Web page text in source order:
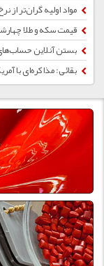
مواد اولیه گران‌تر
قیمت سکه و طلا چهارشنبه 14
بستن آنلاین
بقائی: مذاکره‌ای با